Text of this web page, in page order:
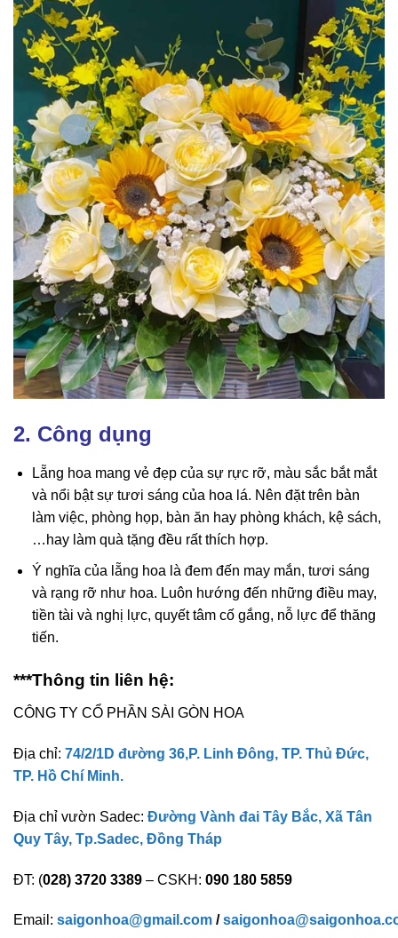
2. Công dụng
Lẵng hoa mang vẻ đẹp của sự rực rỡ, màu sắc bắt mắt
và nổi bật sự tươi sáng của hoa lá. Nên đặt trên bàn
làm việc, phòng họp, bàn ăn hay phòng khách, kệ sách,
…hay làm quà tặng đều rất thích hợp.
Ý nghĩa của lẵng hoa là đem đến may mắn, tươi sáng
và rạng rỡ như hoa. Luôn hướng đến những điều may,
tiền tài và nghị lực, quyết tâm cố gắng, nỗ lực để thăng
tiến.
***Thông tin liên hệ:
CÔNG TY CỔ PHẦN SÀI GÒN HOA
Địa chỉ: 74/2/1D đường 36,P. Linh Đông, TP. Thủ Đức,
TP. Hồ Chí Minh.
Địa chỉ vườn Sadec: Đường Vành đai Tây Bắc, Xã Tân
Quy Tây, Tp.Sadec, Đồng Tháp
ĐT: (028) 3720 3389 – CSKH: 090 180 5859
Email: saigonhoa@gmail.com /